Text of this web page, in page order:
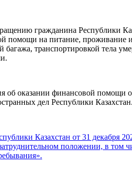
гражданина Республики
помощи на питание,
багажа, транспортировкой тела
об оказании финансовой помощи
дел Республики Казахстан.
Казахстан от 31 декабря
положении, в